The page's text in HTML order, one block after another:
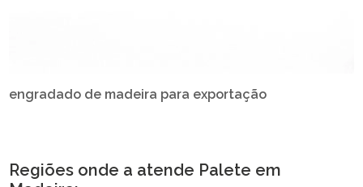
engradado de madeira para exportação
Regiões onde a atende Palete em